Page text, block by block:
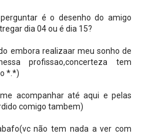
é o desenho do amigo
dia 04 ou é dia 15?
embora realizaar meu sonho de
profissao,concerteza tem
*.*)
acompanhar até aqui e pelas
comigo tambem)
não tem nada a ver com